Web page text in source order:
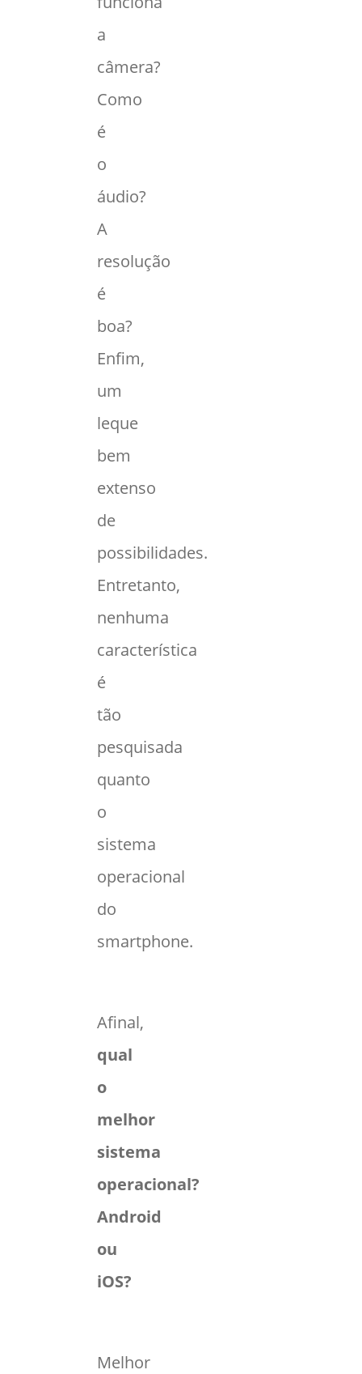
a
câmera?
Como
é
o
áudio?
A
resolução
é
boa?
Enfim,
um
leque
bem
extenso
de
possibilidades.
Entretanto,
nenhuma
característica
é
tão
pesquisada
quanto
o
sistema
operacional
do
smartphone.
Afinal,
qual
o
melhor
sistema
operacional?
Android
ou
iOS?
Melhor